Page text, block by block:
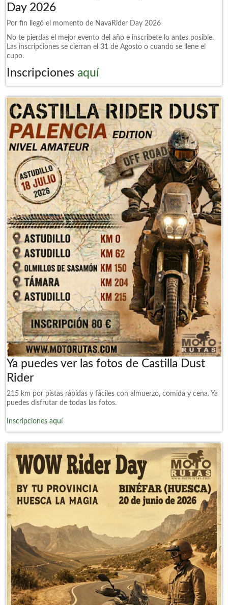
Day 2026
Por fin llegó el momento de NavaRider Day 2026
No te pierdas el mejor evento del año e inscribete lo antes posible.
Las inscripciones se cierran el 31 de Agosto o cuando se llene el
cupo.
Inscripciones aquí
Ya puedes ver las fotos de Castilla Dust
Rider
215 km por pistas rápidas y fáciles con almuerzo, comida y cena. Ya
puedes disfrutar de todas las fotos.
Inscripciones aquí